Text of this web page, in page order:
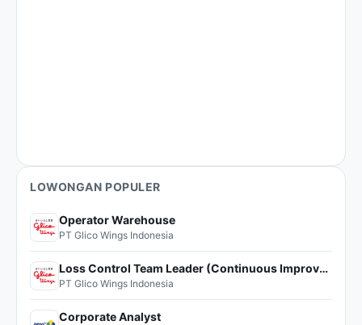
LOWONGAN POPULER
Operator Warehouse
PT Glico Wings Indonesia
Loss Control Team Leader (Continuous Improvement)
PT Glico Wings Indonesia
Corporate Analyst